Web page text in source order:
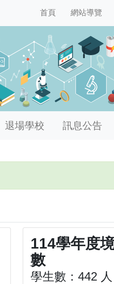
首頁 網站導覽
退場學校 訊息公告
114學年度
數
學生數：442 人